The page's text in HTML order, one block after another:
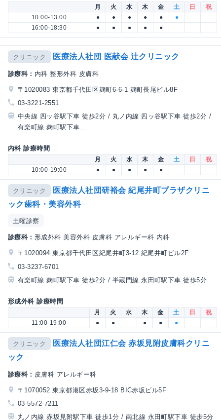
月 火 水 木 金 土 日
祝
10:00-13:00
● ● ● ● ●
●
16:00-18:30
● ● ● ● ●
クリニック 医療法人社団 医献会 辻クリニック
診療科： 内科 整形外科 皮膚科
〒1020083 東京都千代田区麹町6-6-1 麹町長尾ビル8F
03-3221-2551
中央線 四ッ谷駅下車 徒歩2分 / 丸ノ内線 四ッ谷駅下車 徒歩2分 /
有楽町線 麹町駅下車...
内科 診療時間
月 火 水 木 金 土 日
祝
10:00-19:00
● ● ● ● ●
クリニック
医療法人社団研裕会 紀尾井町プラザクリニ
ック歯科・美容外科
土曜診察
診療科： 形成外科 美容外科 皮膚科 アレルギー科 内科
〒1020094 東京都千代田区紀尾井町3-12 紀尾井町ビル2F
03-3237-6701
有楽町線 麹町駅下車 徒歩2分 / 半蔵門線 永田町駅下車 徒歩5分
形成外科 診療時間
月 火 水 木 金 土 日
祝
11:00-19:00
● ● ● ● ●
クリニック
医療法人社団江仁会 赤坂見附皮膚科クリニ
ック
診療科： 皮膚科 アレルギー科
〒1070052 東京都港区赤坂3-9-18 BIC赤坂ビル5F
03-5572-7211
丸ノ内線 赤坂見附駅下車 徒歩1分 / 南北線 永田町駅下車 徒歩5分